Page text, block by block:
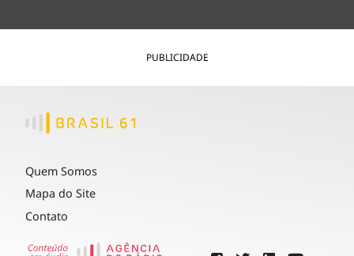
PUBLICIDADE
Quem Somos
Mapa do Site
Contato